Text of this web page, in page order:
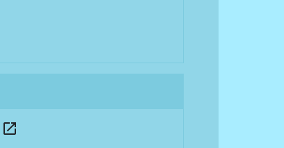
open_in_new